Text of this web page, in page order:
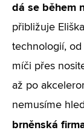
dá se během
přibližuje
technologií,
míči přes
až po
nemusíme
brněnská